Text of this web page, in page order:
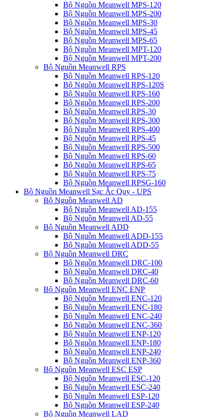
Bộ Nguồn Meanwell MPS-120
Bộ Nguồn Meanwell MPS-200
Bộ Nguồn Meanwell MPS-30
Bộ Nguồn Meanwell MPS-45
Bộ Nguồn Meanwell MPS-65
Bộ Nguồn Meanwell MPT-120
Bộ Nguồn Meanwell MPT-200
Bộ Nguồn Meanwell RPS
Bộ Nguồn Meanwell RPS-120
Bộ Nguồn Meanwell RPS-120S
Bộ Nguồn Meanwell RPS-160
Bộ Nguồn Meanwell RPS-200
Bộ Nguồn Meanwell RPS-30
Bộ Nguồn Meanwell RPS-300
Bộ Nguồn Meanwell RPS-400
Bộ Nguồn Meanwell RPS-45
Bộ Nguồn Meanwell RPS-500
Bộ Nguồn Meanwell RPS-60
Bộ Nguồn Meanwell RPS-65
Bộ Nguồn Meanwell RPS-75
Bộ Nguồn Meanwell RPSG-160
Bộ Nguồn Meanwell Sạc Ắc Quy - UPS
Bộ Nguồn Meanwell AD
Bộ Nguồn Meanwell AD-155
Bộ Nguồn Meanwell AD-55
Bộ Nguồn Meanwell ADD
Bộ Nguồn Meanwell ADD-155
Bộ Nguồn Meanwell ADD-55
Bộ Nguồn Meanwell DRC
Bộ Nguồn Meanwell DRC-100
Bộ Nguồn Meanwell DRC-40
Bộ Nguồn Meanwell DRC-60
Bộ Nguồn Meanwell ENC ENP
Bộ Nguồn Meanwell ENC-120
Bộ Nguồn Meanwell ENC-180
Bộ Nguồn Meanwell ENC-240
Bộ Nguồn Meanwell ENC-360
Bộ Nguồn Meanwell ENP-120
Bộ Nguồn Meanwell ENP-180
Bộ Nguồn Meanwell ENP-240
Bộ Nguồn Meanwell ENP-360
Bộ Nguồn Meanwell ESC ESP
Bộ Nguồn Meanwell ESC-120
Bộ Nguồn Meanwell ESC-240
Bộ Nguồn Meanwell ESP-120
Bộ Nguồn Meanwell ESP-240
Bộ Nguồn Meanwell LAD